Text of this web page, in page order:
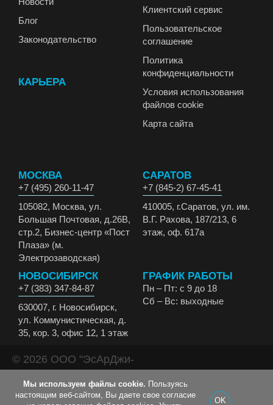
Блог
Законодательство
КАРЬЕРА
Клиентский сервис
Пользовательское
соглашение
Политика
конфиденциальности
Условия использования
файлов cookie
Карта сайта
МОСКВА
+7 (495) 260-11-47
105082, Москва, ул.
Большая Почтовая, д.26В,
стр.2, Бизнес-центр «Пост
Плаза» (м.
Электрозаводская)
САРАТОВ
+7 (845-2) 67-45-41
410005, г.Саратов, ул. им.
В.Г. Рахова, 187/213, 6
этаж, оф. 617а
НОВОСИБИРСК
+7 (383) 347-84-87
630007, г. Новосибирск,
ул. Коммунистическая, д.
35, кор. 3, офис 12, 1 этаж
ГРАФИК РАБОТЫ
Пн – Пт: с 9 до 18
Сб – Вс: выходные
© 2026 ООО "ЭсАрДжи-
защищены.
Мы используем файлы cookie. Пользуясь
настоящим веб-сайтом, Вы даете свое согласие
OK